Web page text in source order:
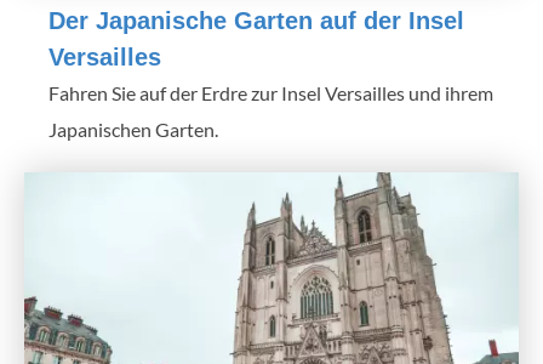
Der Japanische Garten auf der Insel
Versailles
Fahren Sie auf der Erdre zur Insel Versailles und ihrem
Japanischen Garten.